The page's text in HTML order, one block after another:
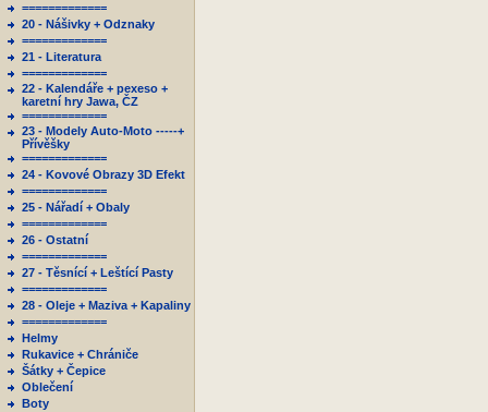
=============
20 - Nášivky + Odznaky
=============
21 - Literatura
=============
22 - Kalendáře + pexeso +
karetní hry Jawa, ČZ
=============
23 - Modely Auto-Moto -----+
Přívěšky
=============
24 - Kovové Obrazy 3D Efekt
=============
25 - Nářadí + Obaly
=============
26 - Ostatní
=============
27 - Těsnící + Leštící Pasty
=============
28 - Oleje + Maziva + Kapaliny
=============
Helmy
Rukavice + Chrániče
Šátky + Čepice
Oblečení
Boty